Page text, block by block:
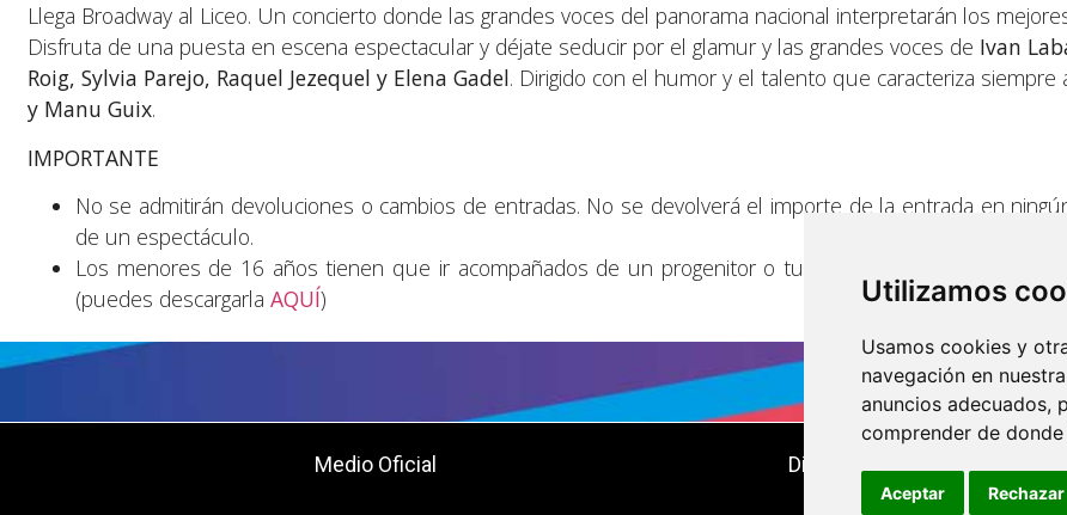
Utilizamos
Usamos cookies y
navegación en
anuncios adecuados,
comprender de
Aceptar Rechazar
Llega Broadway al Liceo. Un concierto donde las grandes voces del panorama nacional interpretarán los
Disfruta de una puesta en escena espectacular y déjate seducir por el glamur y las grandes voces de Ivan
Roig, Sylvia Parejo, Raquel Jezequel y Elena Gadel. Dirigido con el humor y el talento que caracteriza siempre
y Manu Guix.
IMPORTANTE
No se admitirán devoluciones o cambios de entradas. No se devolverá el importe de la entrada en
de un espectáculo.
Los menores de 16 años tienen que ir acompañados de un progenitor o tutor legal y llevar la
(puedes descargarla AQUÍ)
Medio Oficial Dirigido, organizado y